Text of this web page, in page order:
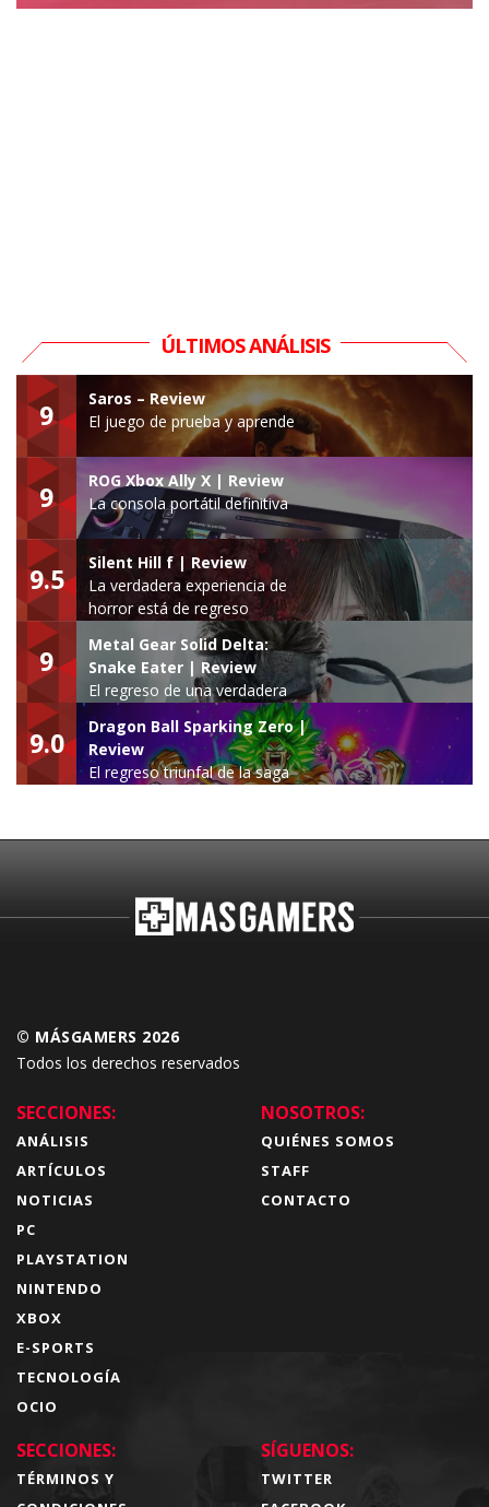
ÚLTIMOS ANÁLISIS
9
Saros – Review
El juego de prueba y aprende
9
ROG Xbox Ally X | Review
La consola portátil definitiva
9.5
Silent Hill f | Review
La verdadera experiencia de
horror está de regreso
9
Metal Gear Solid Delta:
Snake Eater | Review
El regreso de una verdadera
leyenda
9.0
Dragon Ball Sparking Zero |
Review
El regreso triunfal de la saga
© MÁSGAMERS 2026
Todos los derechos reservados
SECCIONES:
ANÁLISIS
ARTÍCULOS
NOTICIAS
PC
PLAYSTATION
NINTENDO
XBOX
E-SPORTS
TECNOLOGÍA
OCIO
NOSOTROS:
QUIÉNES SOMOS
STAFF
CONTACTO
SECCIONES:
TÉRMINOS Y
SÍGUENOS:
TWITTER